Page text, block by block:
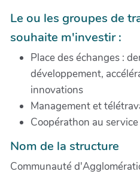
Le ou les groupes de
souhaite m'investir :
Place des échanges :
développement,
innovations
Management et
Coopérathon au
Nom de la structure
Communauté